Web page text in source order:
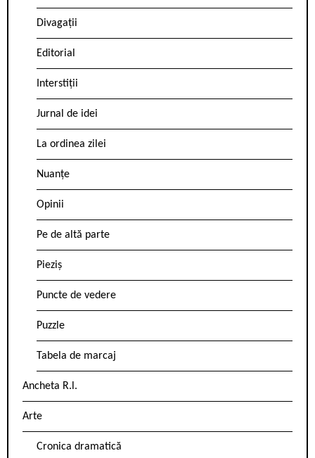
Divagații
Editorial
Interstiții
Jurnal de idei
La ordinea zilei
Nuanțe
Opinii
Pe de altă parte
Pieziș
Puncte de vedere
Puzzle
Tabela de marcaj
Ancheta R.l.
Arte
Cronica dramatică